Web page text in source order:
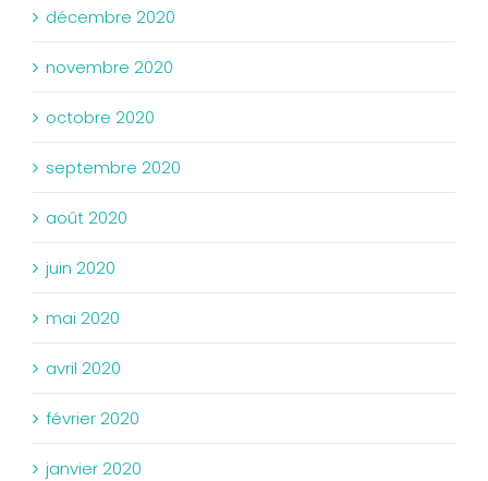
décembre 2020
novembre 2020
octobre 2020
septembre 2020
août 2020
juin 2020
mai 2020
avril 2020
février 2020
janvier 2020